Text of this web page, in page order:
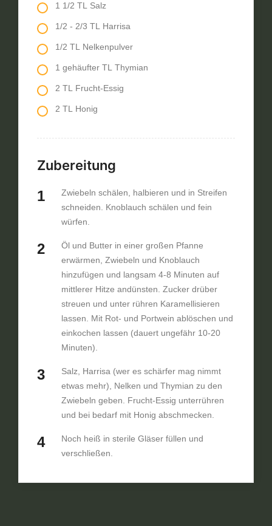
1 1/2 TL Salz
1/2 - 2/3 TL Harrisa
1/2 TL Nelkenpulver
1 gehäufter TL Thymian
2 TL Frucht-Essig
2 TL Honig
Zubereitung
Zwiebeln schälen, halbieren und in Streifen
schneiden. Knoblauch schälen und fein
würfen.
Öl und Butter in einer großen Pfanne
erwärmen, Zwiebeln und Knoblauch
hinzufügen und langsam 4-8 Minuten auf
mittlerer Hitze andünsten. Zucker drüber
streuen und unter rühren Karamellisieren
lassen. Mit Rot- und Portwein ablöschen und
einkochen lassen (dauert ungefähr 10-20
Minuten).
Salz, Harrisa (wer es schärfer mag nimmt
etwas mehr), Nelken und Thymian zu den
Zwiebeln geben. Frucht-Essig unterrühren
und bei bedarf mit Honig abschmecken.
Noch heiß in sterile Gläser füllen und
verschließen.